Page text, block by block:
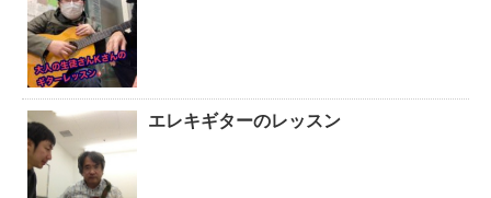
エレキギターのレッスン